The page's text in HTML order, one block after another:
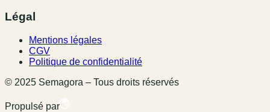
Légal
Mentions légales
CGV
Politique de confidentialité
© 2025 Semagora – Tous droits réservés
Propulsé par